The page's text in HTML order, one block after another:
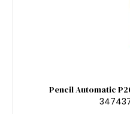
Pencil Automatic